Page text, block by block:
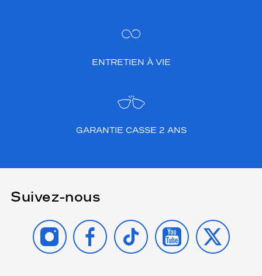
ENTRETIEN À VIE
GARANTIE CASSE 2 ANS
Suivez-nous
INSTAGRAMFACEBOOK
TIKTOK YOUTUBE
X